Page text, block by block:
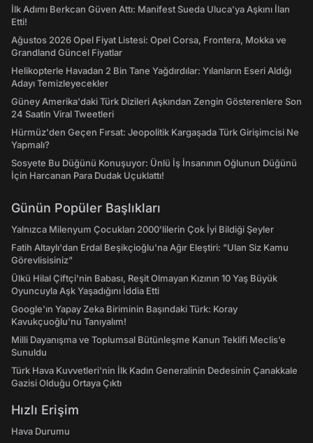
İlk Adımı Berkcan Güven Attı: Manifest Sueda Uluca'ya Aşkını İlan
Etti!
Ağustos 2026 Opel Fiyat Listesi: Opel Corsa, Frontera, Mokka ve
Grandland Güncel Fiyatlar
Helikopterle Havadan 2 Bin Tane Yağdırdılar: Yılanların Eseri Aldığı
Adayı Temizleyecekler
Güney Amerika'daki Türk Dizileri Aşkından Zengin Gösterenlere Son
24 Saatin Viral Tweetleri
Hürmüz'den Geçen Fırsat: Jeopolitik Kargaşada Türk Girişimcisi Ne
Yapmalı?
Sosyete Bu Düğünü Konuşuyor: Ünlü İş İnsanının Oğlunun Düğünü
İçin Harcanan Para Dudak Uçuklattı!
Günün Popüler Başlıkları
Yalnızca Milenyum Çocukları 2000'lilerin Çok İyi Bildiği Şeyler
Fatih Altaylı'dan Erdal Beşikçioğlu'na Ağır Eleştiri: "Ulan Siz Kamu
Görevlisisiniz"
Ülkü Hilal Çiftçi'nin Babası, Reşit Olmayan Kızının 10 Yaş Büyük
Oyuncuyla Aşk Yaşadığını İddia Etti
Google'ın Yapay Zeka Biriminin Başındaki Türk: Koray
Kavukçuoğlu'nu Tanıyalım!
Milli Dayanışma ve Toplumsal Bütünleşme Kanun Teklifi Meclis’e
Sunuldu
Türk Hava Kuvvetleri'nin İlk Kadın Generalinin Dedesinin Çanakkale
Gazisi Olduğu Ortaya Çıktı
Hızlı Erişim
Hava Durumu